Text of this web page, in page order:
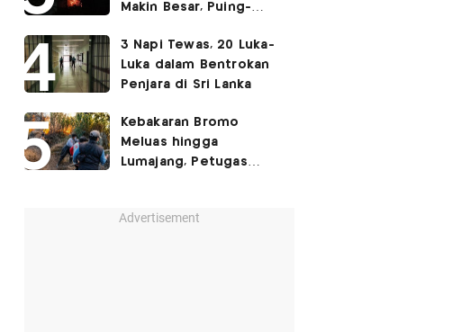
Makin Besar, Puing-
3 Napi Tewas, 20 Luka-
Luka dalam Bentrokan
Penjara di Sri Lanka
Kebakaran Bromo
Meluas hingga
Lumajang, Petugas
Advertisement